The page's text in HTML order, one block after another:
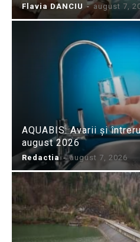
Flavia DANCIU - august 7,
AQUABIS: Avarii și
august 2026
Redactia - august 7, 2026